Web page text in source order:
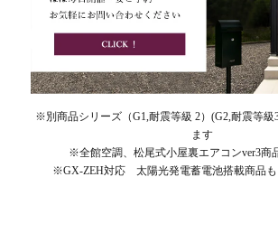
※別商品シリーズ（G1,耐震等級 2）(G2,耐震等級
ます
※全館空調、松尾式小屋裏エアコンver3商
※GX-ZEH対応 太陽光発電蓄電池搭載商品も